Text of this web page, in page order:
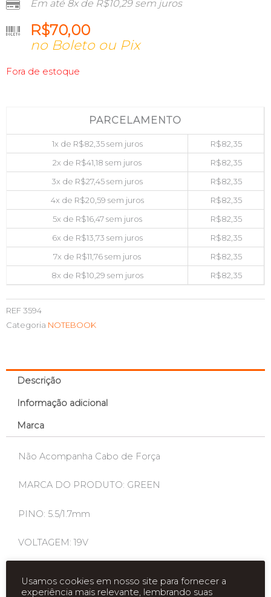
Em até 8x de R$10,29sem juros
R$70,00
no Boleto ou Pix
Fora de estoque
PARCELAMENTO
1x de R$82,35sem juros R$82,35
2x de R$41,18 sem juros R$82,35
3x de R$27,45sem juros R$82,35
4x de R$20,59 sem juros R$82,35
5x de R$16,47sem juros R$82,35
6x de R$13,73 sem juros R$82,35
7x de R$11,76sem juros R$82,35
8x de R$10,29 sem juros R$82,35
REF3594
Categoria NOTEBOOK
Descrição
Informação adicional
Marca
Não Acompanha Cabo de Força
MARCA DO PRODUTO: GREEN
PINO: 5.5/1.7mm
VOLTAGEM: 19V
Usamos cookies em nosso site para fornecer a
experiência mais relevante, lembrando suas